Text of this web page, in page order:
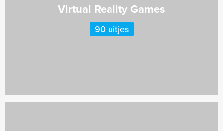
Virtual Reality Games
90 uitjes